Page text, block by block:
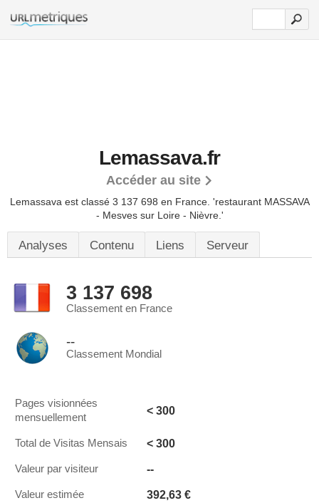
Lemassava.fr
Accéder au site
Lemassava est classé 3 137 698 en France. 'restaurant MASSAVA
- Mesves sur Loire - Nièvre.'
Analyses Contenu Liens Serveur
3 137 698
Classement en France
--
Classement Mondial
Pages visionnées
mensuellement
< 300
Total de Visitas Mensais < 300
Valeur par visiteur --
Valeur estimée 392,63 €